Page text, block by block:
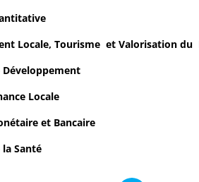
Locale, Tourisme et Valorisation du
Développement
Locale
et Bancaire
la Santé